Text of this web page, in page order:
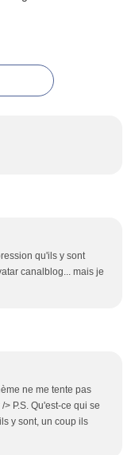
qu'ils y sont
canalblog... mais je
ne me tente pas
P.S. Qu'est-ce qui se
y sont, un coup ils